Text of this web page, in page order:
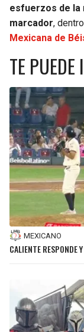
esfuerzos de la
marcador,
Mexicana de
TE PUEDE
MEXICANO
CALIENTE RESPONDE